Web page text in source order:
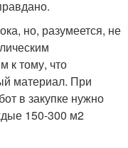
но, разумеется, не
к тому, что
материал. При
в закупке нужно
150-300 м2